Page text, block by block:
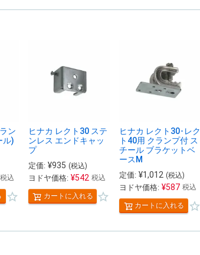
ン
ル)
税込
ヒナカ レクト30 ステ
ンレス エンドキャッ
プ
定価: ¥935 (税込)
ヨドヤ価格: ¥542 税込
カートに入れる
ヒナカ レクト30･レク
ト40用 クランプ付 ス
チール ブラケットベ
ースM
定価: ¥1,012 (税込)
ヨドヤ価格: ¥587 税込
カートに入れる